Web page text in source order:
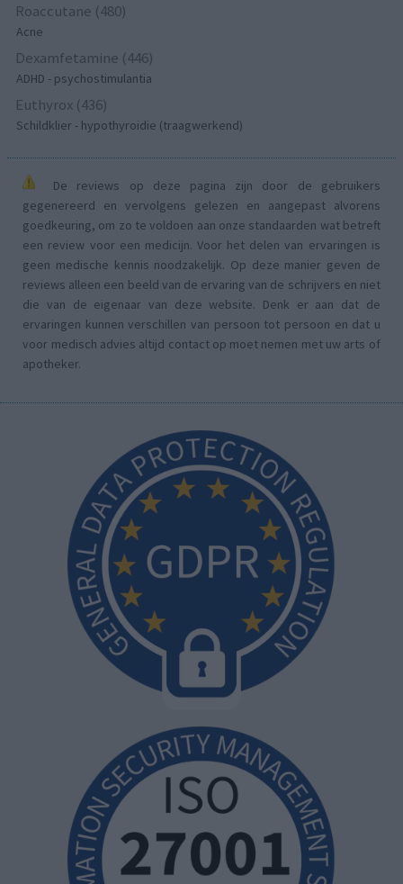
Roaccutane (480)
Acne
Dexamfetamine (446)
ADHD - psychostimulantia
Euthyrox (436)
Schildklier - hypothyroidie (traagwerkend)
De reviews op deze pagina zijn door de gebruikers
gegenereerd en vervolgens gelezen en aangepast alvorens
goedkeuring, om zo te voldoen aan onze standaarden wat betreft
een review voor een medicijn. Voor het delen van ervaringen is
geen medische kennis noodzakelijk. Op deze manier geven de
reviews alleen een beeld van de ervaring van de schrijvers en niet
die van de eigenaar van deze website. Denk er aan dat de
ervaringen kunnen verschillen van persoon tot persoon en dat u
voor medisch advies altijd contact op moet nemen met uw arts of
apotheker.